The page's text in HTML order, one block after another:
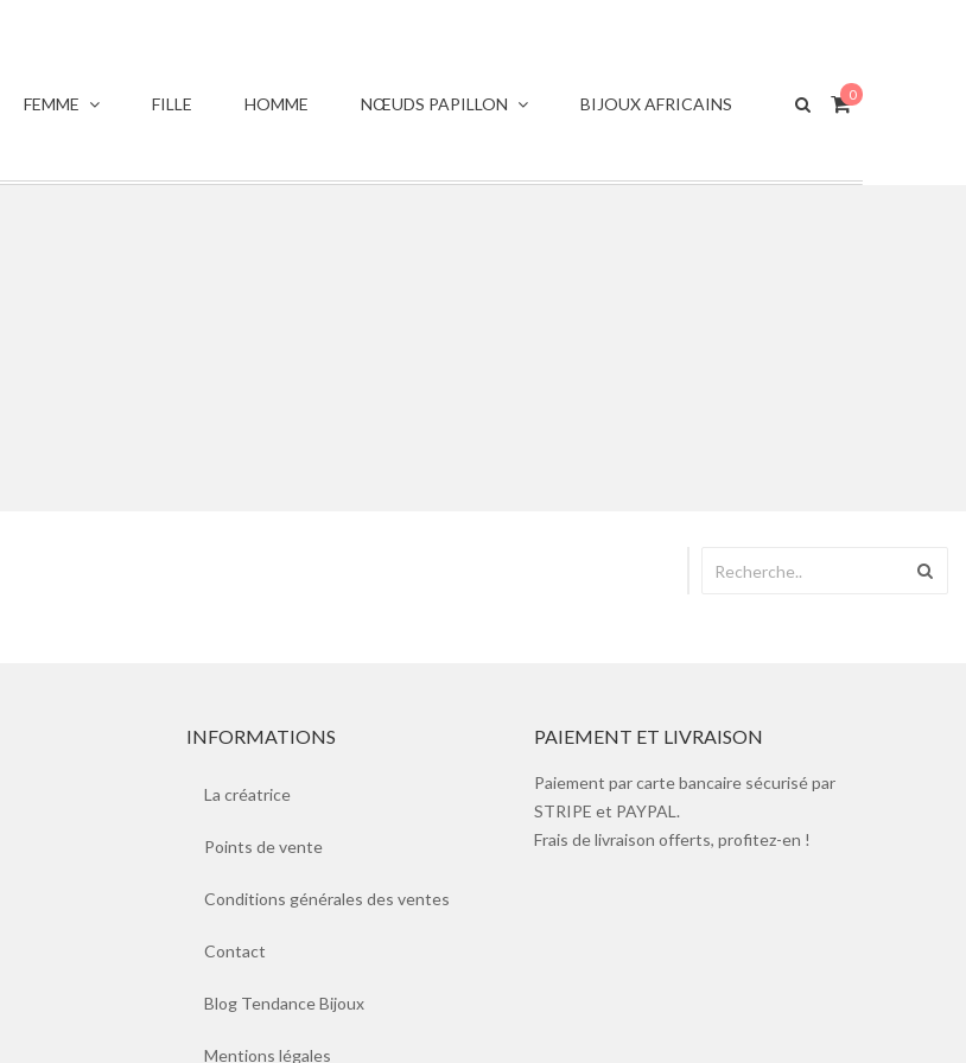
FEMME FILLE HOMME NŒUDS PAPILLON BIJOUX AFRICAINS 0
INFORMATIONS
La créatrice
Points de vente
Conditions générales des ventes
Contact
Blog Tendance Bijoux
Mentions légales
PAIEMENT ET LIVRAISON
Paiement par carte bancaire sécurisé par
STRIPE et PAYPAL.
Frais de livraison offerts, profitez-en !